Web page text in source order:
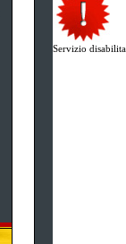
Servizio